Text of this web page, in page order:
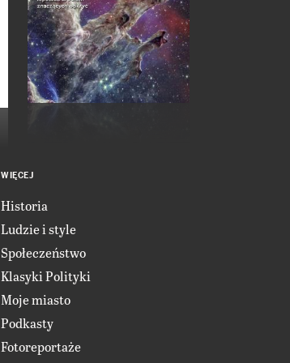
WIĘCEJ
Historia
Ludzie i style
Społeczeństwo
Klasyki Polityki
Moje miasto
Podkasty
Fotoreportaże